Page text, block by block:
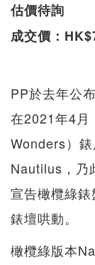
估價待詢
成交價：
PP於去年公
在2021年4月
Wonders）
Nautilus，乃
宣告橄欖綠
錶壇哄動。
橄欖綠版本